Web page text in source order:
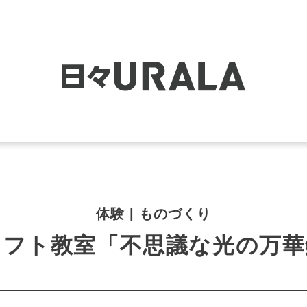
体験 | ものづくり
ト教室「不思議な光の万